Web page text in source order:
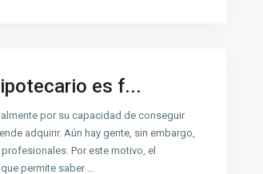
es f...
por su capacidad de conseguir
adquirir. Aún hay gente, sin embargo,
Por este motivo, el
permite saber …